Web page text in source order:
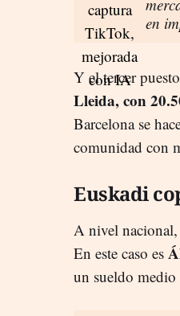
en
Y el tercer
Lleida, con
Barcelona se
comunidad con
Euskadi
A nivel nacional,
En este caso es
un sueldo medio